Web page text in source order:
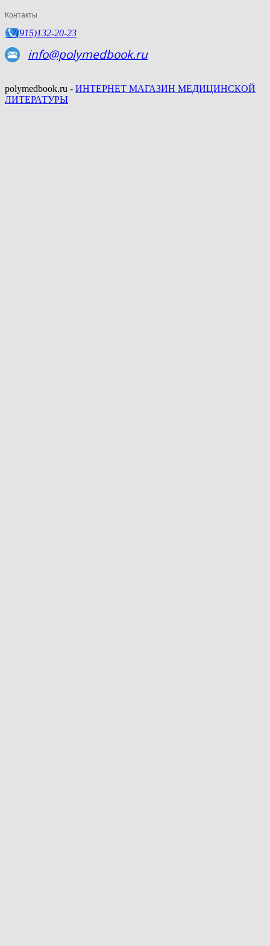
Контакты
+7(915)132-20-23
info@polymedbook.ru
polymedbook.ru - ИНТЕРНЕТ МАГАЗИН МЕДИЦИНСКОЙ
ЛИТЕРАТУРЫ